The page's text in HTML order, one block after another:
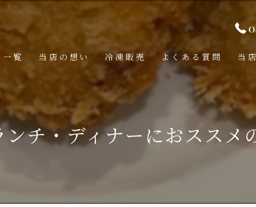
覧
ー
ュー
ュー
当店の想い 冷凍販売 よくある質問 当
洋食
ラ
デ
ンチ・ディナーにおスス